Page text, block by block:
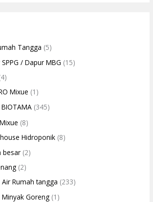
Tangga (5)
/ Dapur MBG (15)
Mixue (1)
(345)
(8)
Hidroponik (8)
besar (2)
(2)
Rumah tangga (233)
Goreng (1)